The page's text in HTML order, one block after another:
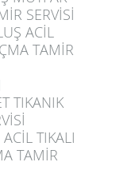
SERVİSİ
ACİL
TAMİR
TIKANIK
ACİL TIKALI
TAMİR